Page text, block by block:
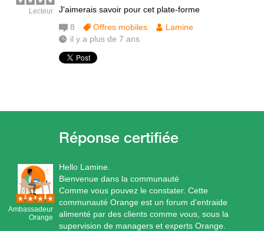
J'aimerais savoir pour cet plate-forme
Lecteur
8 Offres mobiles
Lamine
il y a plus de 7 ans
Ambassadeur
Orange
Hello Lamine.
Bienvenue dans la communauté
Comme vous pouvez le constater. Cette
communauté Orange est un forum d'entraide
alimenté par des clients comme vous, sous la
supervision de managers et experts Orange.